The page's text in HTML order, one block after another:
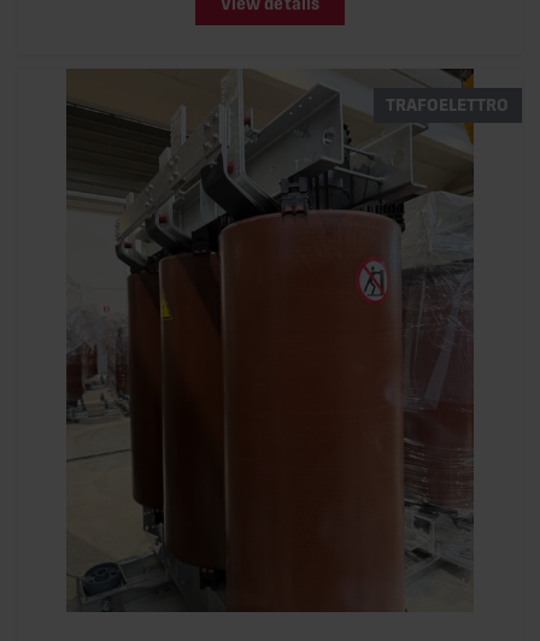
View details
TRAFOELETTRO